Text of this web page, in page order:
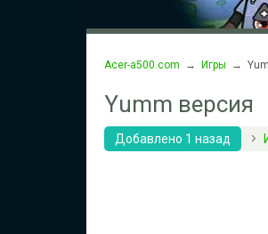
Acer-a500.com → Игры →
Yumm версия
Добавлено 1 назад